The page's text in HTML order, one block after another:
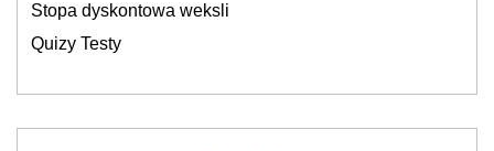
Stopa dyskontowa weksli
Quizy Testy